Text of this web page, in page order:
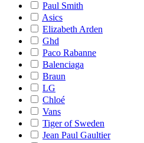
Paul Smith
Asics
Elizabeth Arden
Ghd
Paco Rabanne
Balenciaga
Braun
LG
Chloé
Vans
Tiger of Sweden
Jean Paul Gaultier